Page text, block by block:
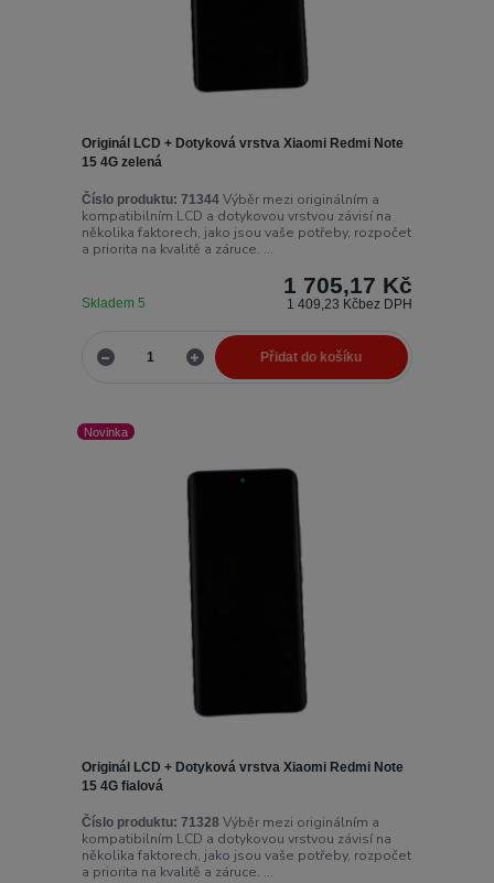
Originál LCD + Dotyková vrstva Xiaomi Redmi Note
15 4G zelená
Číslo produktu: 71344Výběr mezi originálním a
kompatibilním LCD a dotykovou vrstvou závisí na
několika faktorech, jako jsou vaše potřeby, rozpočet
a priorita na kvalitě a záruce. ...
1 705,17 Kč
1 409,23 Kčbez DPH
Skladem 5
Přidat do košíku
Novinka
Originál LCD + Dotyková vrstva Xiaomi Redmi Note
15 4G fialová
Číslo produktu: 71328 Výběr mezi originálním a
kompatibilním LCD a dotykovou vrstvou závisí na
několika faktorech, jako jsou vaše potřeby, rozpočet
a priorita na kvalitě a záruce. ...